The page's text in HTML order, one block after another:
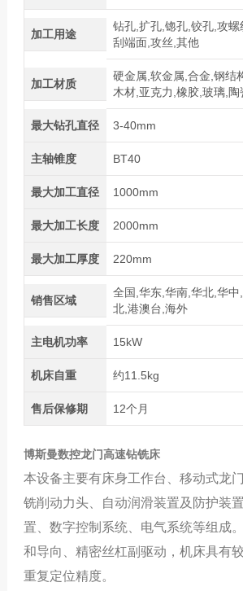
加工用途
钻孔,扩孔,锪孔,铰孔,攻螺
刮端面,攻丝,其他
加工材质
硬金属,软金属,合金,钢结
木材,亚克力,橡胶,玻璃,陶
最大钻孔直径 3-40mm
主轴锥度 BT40
最大加工直径 1000mm
最大加工长度 2000mm
最大加工厚度 220mm
销售区域
全国,华东,华南,华北,华
北,港澳台,海外
主电机功率 15kW
机床自重 约11.5kg
售后保修期 12个月
博斯曼数控龙门高速钻铣床
本设备主要有床身工作台、移动式龙
铣削动力头、自动润滑装置及防护装
置、数字控制系统、电气系统等组成
和导向、精密丝杠副驱动，机床具有
重复定位精度。